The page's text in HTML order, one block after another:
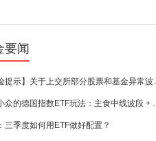
要闻
【风险提示】
较为小众的德国指数
三季度如何用ETF做好配置？